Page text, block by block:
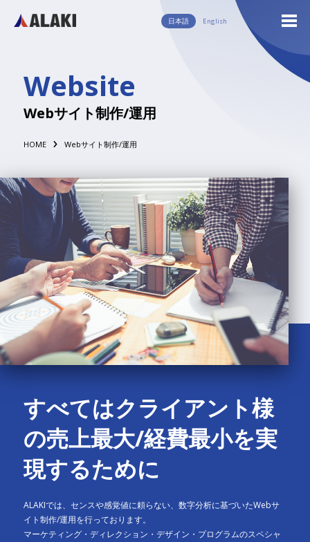
日本語 English
日本語 English
Website
Webサイト制作/運用
HOME Webサイト制作/運用
すべてはクライアント様
の売上最大/経費最小を実
現するために
ALAKIでは、センスや感覚値に頼らない、数字分析に基づいたWebサ
イト制作/運用を行っております。
マーケティング・ディレクション・デザイン・プログラムのスペシャ